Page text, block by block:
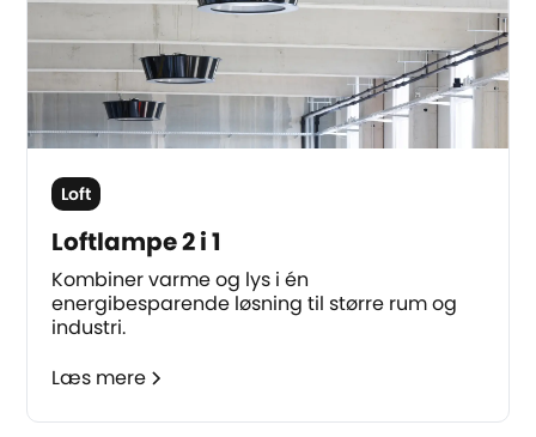
Loft
Loftlampe 2 i 1
Kombiner varme og lys i én
energibesparende løsning til større rum og
industri.
Læs mere